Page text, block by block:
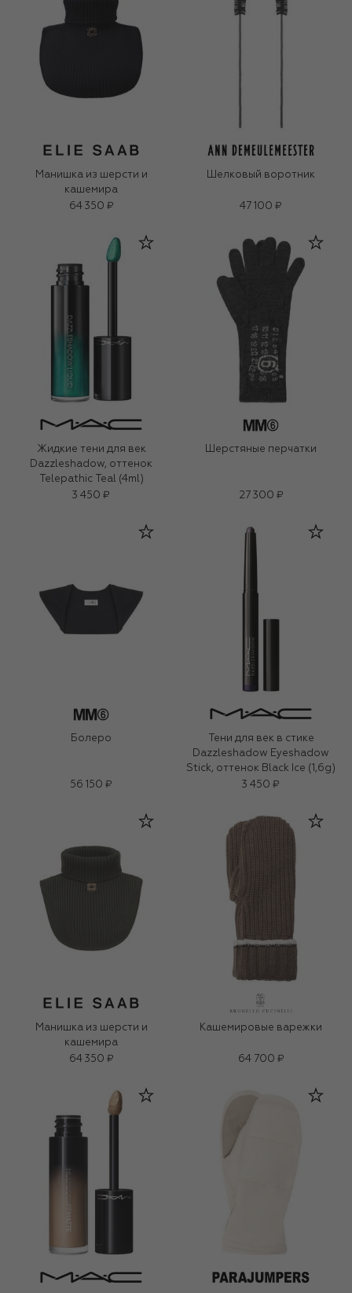
Манишка из шерсти и
кашемира
64 350 ₽
Шелковый воротник
47 100 ₽
Жидкие тени для век
Dazzleshadow, оттенок
Telepathic Teal (4ml)
3 450 ₽
Шерстяные перчатки
27 300 ₽
Болеро
56 150 ₽
Тени для век в стике
Dazzleshadow Eyeshadow
Stick, оттенок Black Ice (1,6g)
3 450 ₽
Манишка из шерсти и
кашемира
64 350 ₽
Кашемировые варежки
64 700 ₽